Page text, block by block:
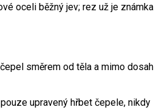
oceli běžný jev; rez už je známka
směrem od těla a mimo dosah
upravený hřbet čepele, nikdy